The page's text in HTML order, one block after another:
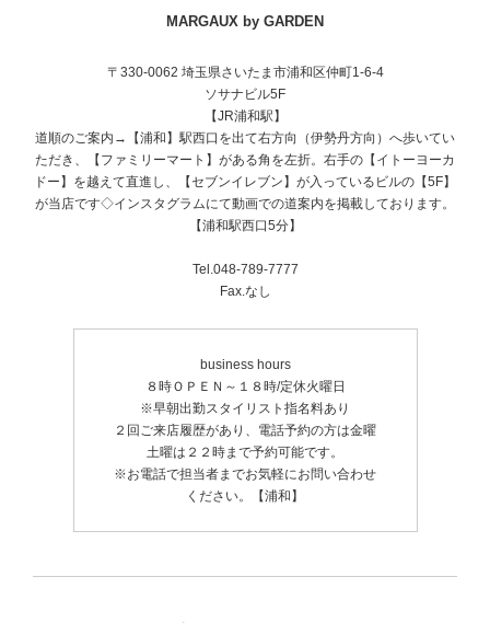
MARGAUX by GARDEN
〒330-0062 埼玉県さいたま市浦和区仲町1-6-4
ソサナビル5F
【JR浦和駅】
道順のご案内→【浦和】駅西口を出て右方向（伊勢丹方向）へ歩いてい
ただき、【ファミリーマート】がある角を左折。右手の【イトーヨーカ
ドー】を越えて直進し、【セブンイレブン】が入っているビルの【5F】
が当店です◇インスタグラムにて動画での道案内を掲載しております。
【浦和駅西口5分】
Tel.048-789-7777
Fax.なし
business hours
８時ＯＰＥＮ～１８時/定休火曜日
※早朝出勤スタイリスト指名料あり
２回ご来店履歴があり、電話予約の方は金曜
土曜は２２時まで予約可能です。
※お電話で担当者までお気軽にお問い合わせ
ください。【浦和】